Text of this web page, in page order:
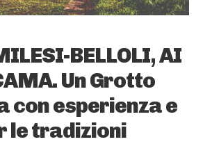
BELLOLI, AI
Un Grotto
con esperienza e
le tradizioni